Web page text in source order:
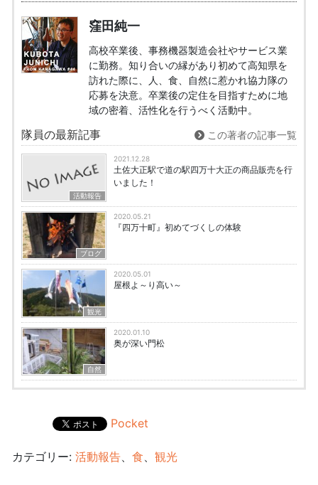
窪田純一
高校卒業後、事務機器製造会社やサービス業
に勤務。知り合いの縁があり初めて高知県を
訪れた際に、人、食、自然に惹かれ協力隊の
応募を決意。卒業後の定住を目指すために地
域の密着、活性化を行うべく活動中。
隊員の最新記事 この著者の記事一覧
活動報告
2021.12.28
土佐大正駅で道の駅四万十大正の商品販売を行
いました！
ブログ
2020.05.21
『四万十町』初めてづくしの体験
観光
2020.05.01
屋根よ～り高い～
自然
2020.01.10
奥が深い門松
Pocket
カテゴリー: 活動報告 食 観光